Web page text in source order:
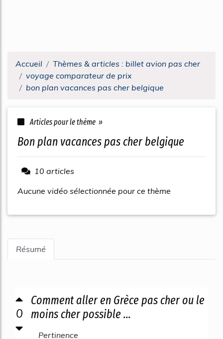
Accueil
Thèmes & articles : billet avion pas cher
voyage comparateur de prix
bon plan vacances pas cher belgique
Articles pour le thème »
bon plan vacances pas cher belgique
10 articles
Aucune vidéo sélectionnée pour ce thème
Résumé
0
Comment aller en Grèce pas cher ou le
moins cher possible ...
Pertinence